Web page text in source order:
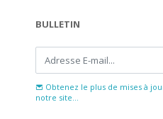
BULLETIN
Obtenez le plus de mises à
notre site...